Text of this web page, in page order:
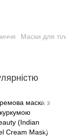
Маски для